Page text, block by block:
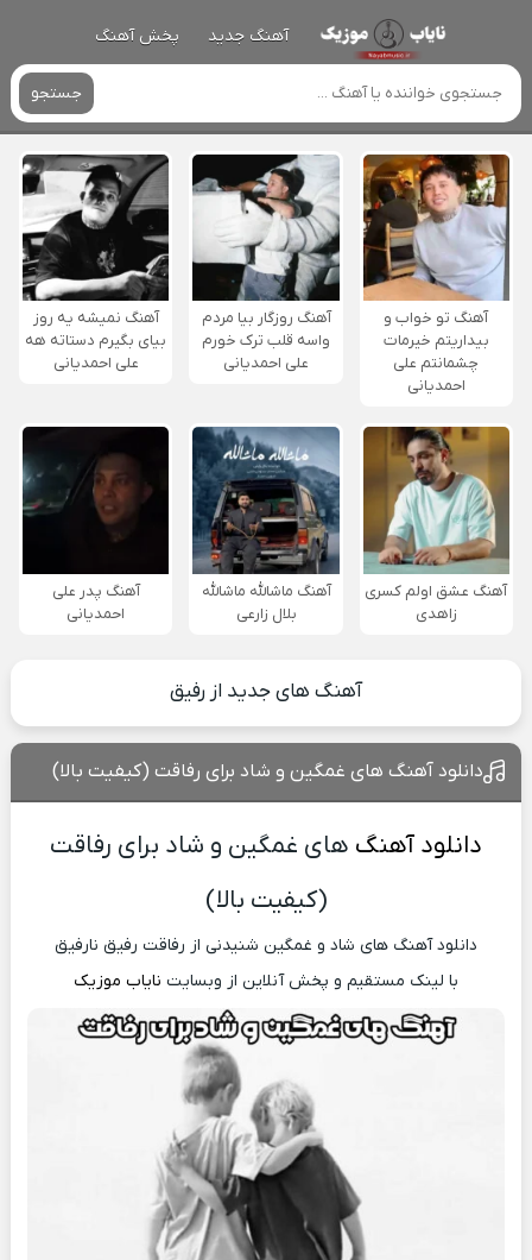
آهنگ جدید پخش آهنگ
جستجو
آهنگ تو خواب و
بیداریتم خیرمات
چشمانتم علی
احمدیانی
آهنگ روزگار بیا مردم
واسه قلب ترک خورم
علی احمدیانی
آهنگ نمیشه یه روز
بیای بگیرم دستاته هه
علی احمدیانی
آهنگ عشق اولم کسری
زاهدی
آهنگ ماشالله ماشالله
بلال زارعی
آهنگ پدر علی
احمدیانی
آهنگ های جدید از رفیق
دانلود آهنگ های غمگین و شاد برای رفاقت (کیفیت بالا)
دانلود آهنگ های غمگین و شاد برای رفاقت
(کیفیت بالا)
دانلود آهنگ های شاد و غمگین شنیدنی از رفاقت رفیق نارفیق
با لینک مستقیم و پخش آنلاین از وبسایت نایاب موزیک